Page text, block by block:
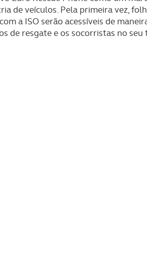
de veículos. Pela primeira vez,
a ISO serão acessíveis de
de resgate e os socorristas no seu